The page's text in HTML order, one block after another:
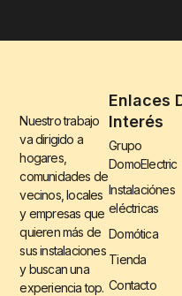
Nuestro trabajo
va dirigido a
hogares,
comunidades de
vecinos, locales
y empresas que
quieren más de
sus instalaciones
y buscan una
experiencia top.
Enlaces
Interés
Grupo
DomoElectric
Instalaciónes
eléctricas
Domótica
Tienda
Contacto